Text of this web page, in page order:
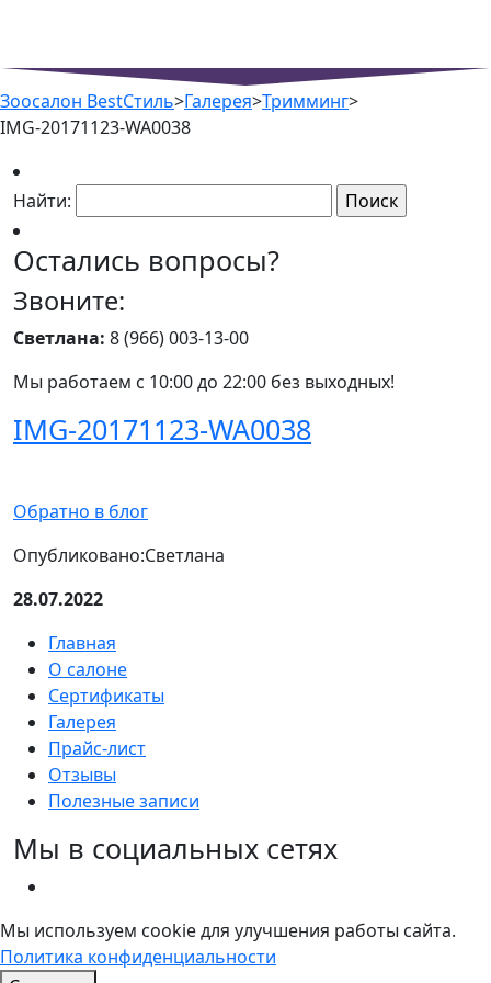
Зоосалон BestСтиль>Галерея>Тримминг>
IMG-20171123-WA0038
Найти:
Остались вопросы?
Звоните:
Светлана: 8 (966) 003-13-00
Мы работаем с 10:00 до 22:00 без выходных!
IMG-20171123-WA0038
Обратно в блог
Опубликовано:Светлана
28.07.2022
Главная
О салоне
Сертификаты
Галерея
Прайс-лист
Отзывы
Полезные записи
Мы в социальных сетях
Мы используем cookie для улучшения работы сайта.
Политика конфиденциальности